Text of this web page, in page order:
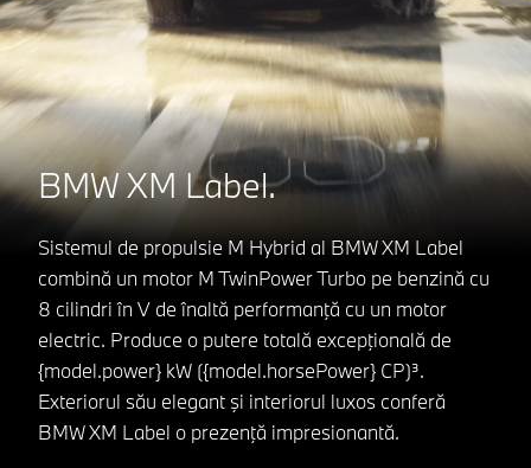
BMW XM Label.
Sistemul de propulsie M Hybrid al BMW XM Label
combină un motor M TwinPower Turbo pe benzină cu
8 cilindri în V de înaltă performanţă cu un motor
electric. Produce o putere totală excepţională de
{model.power} kW ({model.horsePower} CP)³.
Exteriorul său elegant şi interiorul luxos conferă
BMW XM Label o prezenţă impresionantă.